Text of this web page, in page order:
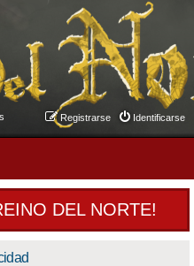
Identificarse
Registrarse
DEL NORTE!